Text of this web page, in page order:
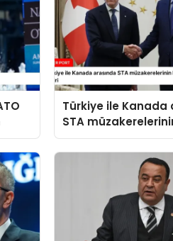
Türkiye ile Kanada
STA
başlatılmasına
bildiri